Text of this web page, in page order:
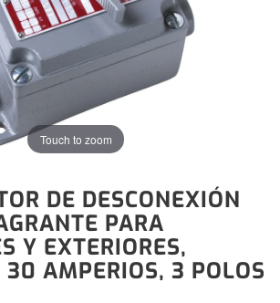
Touch to zoom
DE DESCONEXIÓN
PARA
Y EXTERIORES,
AMPERIOS, 3 POLOS